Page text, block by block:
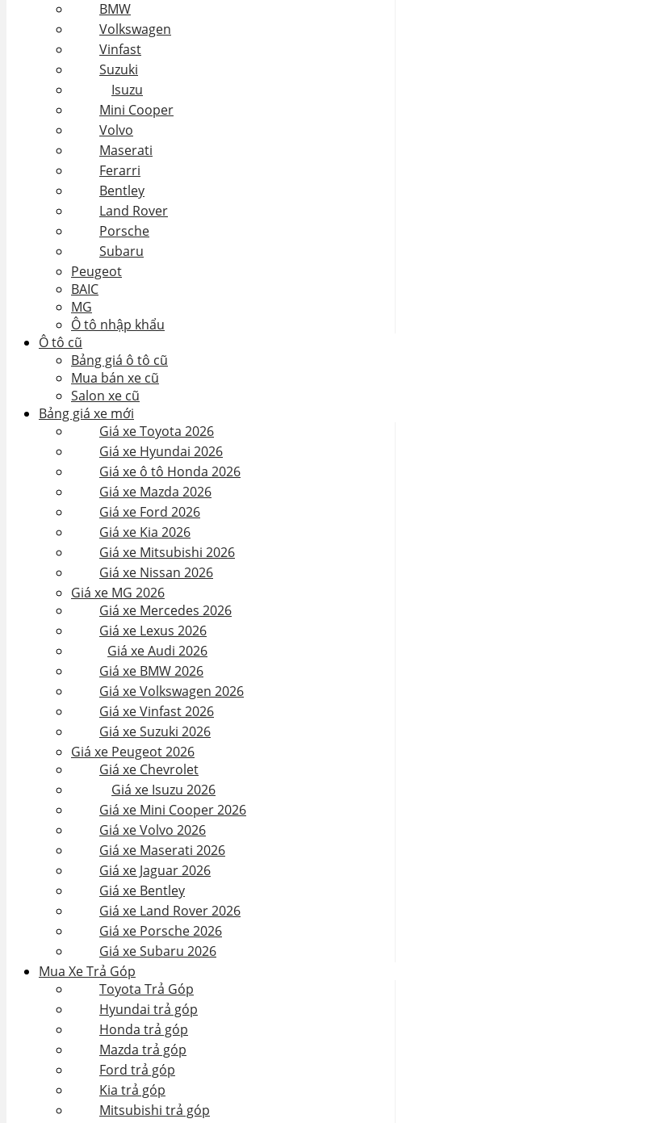
BMW
Volkswagen
Vinfast
Suzuki
Isuzu
Mini Cooper
Volvo
Maserati
Ferarri
Bentley
Land Rover
Porsche
Subaru
Peugeot
BAIC
MG
Ô tô nhập khẩu
Ô tô cũ
Bảng giá ô tô cũ
Mua bán xe cũ
Salon xe cũ
Bảng giá xe mới
Giá xe Toyota 2026
Giá xe Hyundai 2026
Giá xe ô tô Honda 2026
Giá xe Mazda 2026
Giá xe Ford 2026
Giá xe Kia 2026
Giá xe Mitsubishi 2026
Giá xe Nissan 2026
Giá xe MG 2026
Giá xe Mercedes 2026
Giá xe Lexus 2026
Giá xe Audi 2026
Giá xe BMW 2026
Giá xe Volkswagen 2026
Giá xe Vinfast 2026
Giá xe Suzuki 2026
Giá xe Peugeot 2026
Giá xe Chevrolet
Giá xe Isuzu 2026
Giá xe Mini Cooper 2026
Giá xe Volvo 2026
Giá xe Maserati 2026
Giá xe Jaguar 2026
Giá xe Bentley
Giá xe Land Rover 2026
Giá xe Porsche 2026
Giá xe Subaru 2026
Mua Xe Trả Góp
Toyota Trả Góp
Hyundai trả góp
Honda trả góp
Mazda trả góp
Ford trả góp
Kia trả góp
Mitsubishi trả góp